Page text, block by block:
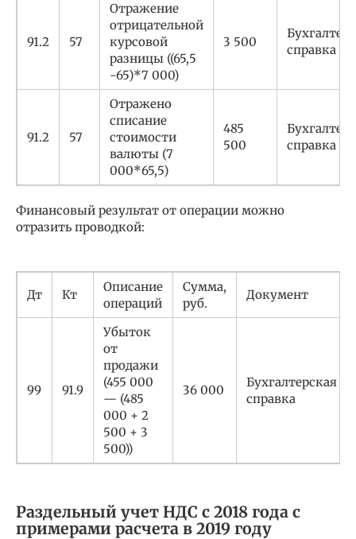
91.2 57
Отражение
отрицательной
курсовой
разницы ((65,5
-65)*7 000)
3 500
справка
91.2 57
Отражено
списание
стоимости
валюты (7
000*65,5)
485
500
справка
Финансовый результат от операции можно
отразить проводкой:
Дт Кт
Описание
операций
Сумма,
руб.
Документ
99 91.9
Убыток
от
продажи
(455 000
— (485
000 + 2
500 + 3
500))
36 000
Бухгалтерская
справка
Раздельный учет НДС с 2018 года с
примерами расчета в 2019 году